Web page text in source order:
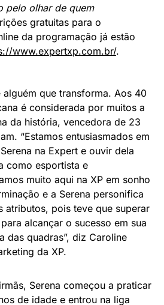
pelo olhar de quem
gratuitas para o
da programação já estão
www.expertxp.com.br/.
alguém que transforma. Aos 40
é considerada por muitos a
da história, vencedora de 23
“Estamos entusiasmados em
na Expert e ouvir dela
como esportista e
muito aqui na XP em sonho
e a Serena personifica
atributos, pois teve que superar
alcançar o sucesso em sua
das quadras”, diz Caroline
da XP.